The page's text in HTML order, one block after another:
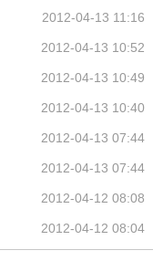
2012-04-13 11:16
2012-04-13 10:52
2012-04-13 10:49
2012-04-13 10:40
2012-04-13 07:44
2012-04-13 07:44
2012-04-12 08:08
2012-04-12 08:04